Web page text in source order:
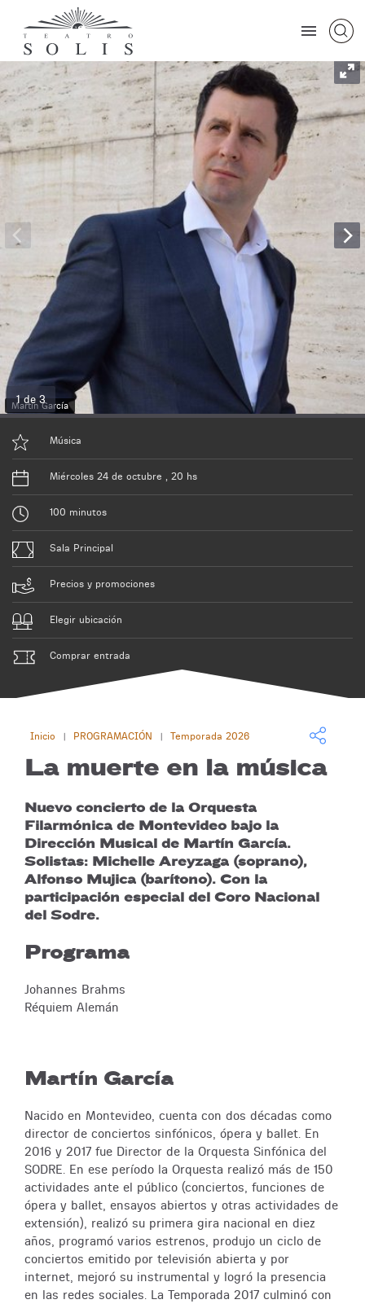
Martín García
1 de 3
Música
Miércoles 24 de octubre , 20 hs
100 minutos
Sala Principal
Precios y promociones
Elegir ubicación
Comprar entrada
Inicio PROGRAMACIÓN Temporada 2026
La muerte en la música
Nuevo concierto de la Orquesta
Filarmónica de Montevideo bajo la
Dirección Musical de Martín García.
Solistas: Michelle Areyzaga (soprano),
Alfonso Mujica (barítono). Con la
participación especial del Coro Nacional
del Sodre.
Programa
Johannes Brahms
Réquiem Alemán
Martín García
Nacido en Montevideo, cuenta con dos décadas como
director de conciertos sinfónicos, ópera y ballet. En
2016 y 2017 fue Director de la Orquesta Sinfónica del
SODRE. En ese período la Orquesta realizó más de 150
actividades ante el público (conciertos, funciones de
ópera y ballet, ensayos abiertos y otras actividades de
extensión), realizó su primera gira nacional en diez
años, programó varios estrenos, produjo un ciclo de
conciertos emitido por televisión abierta y por
internet, mejoró su instrumental y logró la presencia
en las redes sociales. La Temporada 2017 culminó con